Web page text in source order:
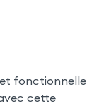
fonctionnelle
cette